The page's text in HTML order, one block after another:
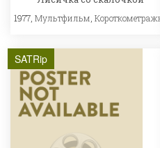
1977, Мультфильм
SATRip